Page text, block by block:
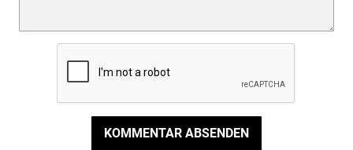
KOMMENTAR ABSENDEN